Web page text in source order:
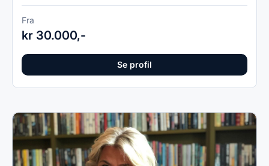
Fra
kr 30.000,-
Se profil